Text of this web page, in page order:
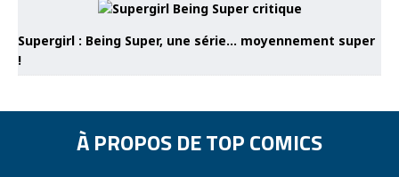
Supergirl : Being Super, une série… moyennement super
!
À PROPOS DE TOP COMICS